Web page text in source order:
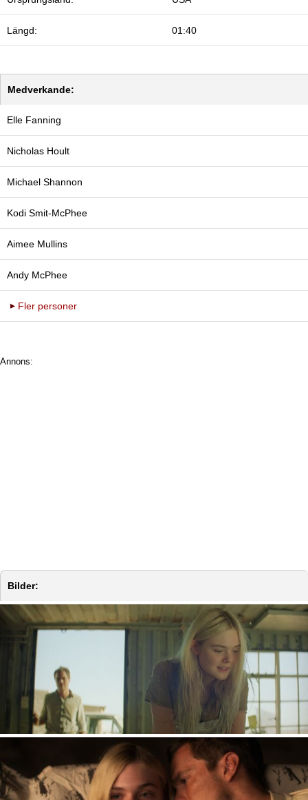
Längd: 01:40
Medverkande:
Elle Fanning
Nicholas Hoult
Michael Shannon
Kodi Smit-McPhee
Aimee Mullins
Andy McPhee
Fler personer
Annons:
Bilder: